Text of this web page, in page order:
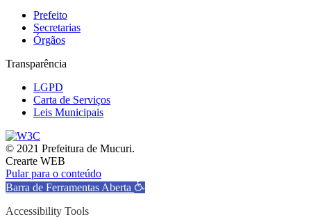
Prefeito
Secretarias
Órgãos
Transparência
LGPD
Carta de Serviços
Leis Municipais
© 2021 Prefeitura de Mucuri.
Crearte WEB
Pular para o conteúdo
Barra de Ferramentas Aberta
Accessibility Tools